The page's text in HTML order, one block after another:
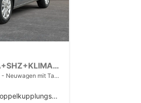
LIFE AHK+ACC+KAMERA+SHZ+KLIMA+APP-CONNECT
Neuwagen mit Tageszulassung
Doppelkupplungsgetriebe (DSG)